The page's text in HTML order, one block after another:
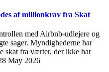
af millionkrav fra Skat
med Airbnb-udlejere og
sager. Myndighederne har
skat fra værter, der ikke har
May 2026